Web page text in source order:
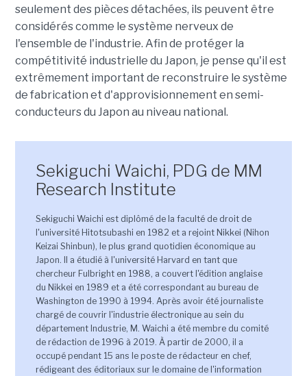
seulement des pièces détachées, ils peuvent être
considérés comme le système nerveux de
l'ensemble de l'industrie. Afin de protéger la
compétitivité industrielle du Japon, je pense qu'il est
extrêmement important de reconstruire le système
de fabrication et d'approvisionnement en semi-
conducteurs du Japon au niveau national.
Sekiguchi Waichi, PDG de MM
Research Institute
Sekiguchi Waichi est diplômé de la faculté de droit de
l'université Hitotsubashi en 1982 et a rejoint Nikkei (Nihon
Keizai Shinbun), le plus grand quotidien économique au
Japon. Il a étudié à l'université Harvard en tant que
chercheur Fulbright en 1988, a couvert l'édition anglaise
du Nikkei en 1989 et a été correspondant au bureau de
Washington de 1990 à 1994. Après avoir été journaliste
chargé de couvrir l'industrie électronique au sein du
département Industrie, M. Waichi a été membre du comité
de rédaction de 1996 à 2019. À partir de 2000, il a
occupé pendant 15 ans le poste de rédacteur en chef,
rédigeant des éditoriaux sur le domaine de l'information